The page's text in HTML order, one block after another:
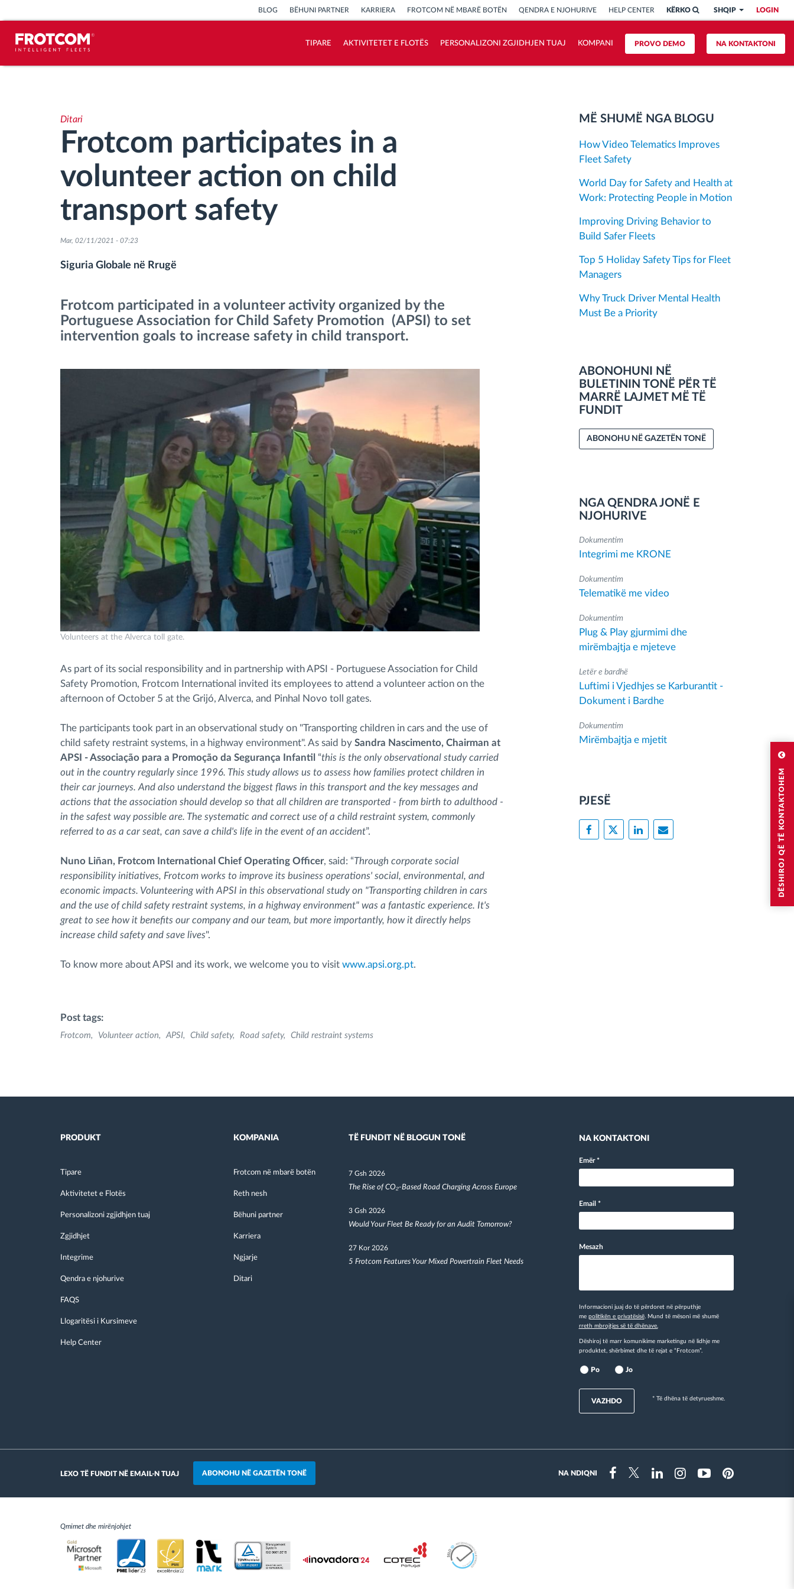
DËSHIROJ QË TË KONTAKTOHEM
LOGIN
SHQIP
KËRKO
BLOG BËHUNI PARTNER KARRIERA FROTCOM NË MBARË BOTËN QENDRA E NJOHURIVE HELP CENTER
NA KONTAKTONI
PROVO DEMO
TIPARE AKTIVITETET E FLOTËS PERSONALIZONI ZGJIDHJEN TUAJ KOMPANI
Analizat-e-sjelljes-te-vozitjes
Monitorimi i kohës së ngasjes
Qasja e kontrollit
Menaxhimi i karburantit
Planifikimi dhe monitorimi rrugor
Zbuloni të gjitha tiparet
Ditari
Frotcom participates in a
volunteer action on child
transport safety
Mar, 02/11/2021 - 07:23
Siguria Globale në Rrugë
Frotcom participated in a volunteer activity organized by the
Portuguese Association for Child Safety Promotion (APSI) to set
intervention goals to increase safety in child transport.
Volunteers at the Alverca toll gate.
As part of its social responsibility and in partnership with APSI - Portuguese Association for Child
Safety Promotion, Frotcom International invited its employees to attend a volunteer action on the
afternoon of October 5 at the Grijó, Alverca, and Pinhal Novo toll gates.
The participants took part in an observational study on "Transporting children in cars and the use of
child safety restraint systems, in a highway environment". As said by Sandra Nascimento, Chairman at
APSI - Associação para a Promoção da Segurança Infantil “this is the only observational study carried
out in the country regularly since 1996. This study allows us to assess how families protect children in
their car journeys. And also understand the biggest flaws in this transport and the key messages and
actions that the association should develop so that all children are transported - from birth to adulthood -
in the safest way possible are. The systematic and correct use of a child restraint system, commonly
referred to as a car seat, can save a child's life in the event of an accident”.
Nuno Liñan, Frotcom International Chief Operating Officer, said: “Through corporate social
responsibility initiatives, Frotcom works to improve its business operations' social, environmental, and
economic impacts. Volunteering with APSI in this observational study on "Transporting children in cars
and the use of child safety restraint systems, in a highway environment" was a fantastic experience. It's
great to see how it benefits our company and our team, but more importantly, how it directly helps
increase child safety and save lives".
To know more about APSI and its work, we welcome you to visit www.apsi.org.pt.
Post tags:
Frotcom Volunteer action APSI Child safety Road safety Child restraint systems
MË SHUMË NGA BLOGU
How Video Telematics Improves
Fleet Safety
World Day for Safety and Health at
Work: Protecting People in Motion
Improving Driving Behavior to
Build Safer Fleets
Top 5 Holiday Safety Tips for Fleet
Managers
Why Truck Driver Mental Health
Must Be a Priority
ABONOHUNI NË
BULETININ TONË PËR TË
MARRË LAJMET MË TË
FUNDIT
ABONOHU NË GAZETËN TONË
NGA QENDRA JONË E
NJOHURIVE
Dokumentim
Integrimi me KRONE
Dokumentim
Telematikë me video
Dokumentim
Plug & Play gjurmimi dhe
mirëmbajtja e mjeteve
Letër e bardhë
Luftimi i Vjedhjes se Karburantit -
Dokument i Bardhe
Dokumentim
Mirëmbajtja e mjetit
PJESË
PRODUKT
Tipare
Aktivitetet e Flotës
Personalizoni zgjidhjen tuaj
Zgjidhjet
Integrime
Qendra e njohurive
FAQS
Llogaritësi i Kursimeve
Help Center
KOMPANIA
Frotcom në mbarë botën
Reth nesh
Bëhuni partner
Karriera
Ngjarje
Ditari
TË FUNDIT NË BLOGUN TONË
7 Gsh 2026
The Rise of CO₂-Based Road Charging Across Europe
3 Gsh 2026
Would Your Fleet Be Ready for an Audit Tomorrow?
27 Kor 2026
5 Frotcom Features Your Mixed Powertrain Fleet Needs
NA KONTAKTONI
Emër*
Email *
Mesazh
Informacioni juaj do të përdoret në përputhje
me politikën e privatësisë. Mund të mësoni më shumë
rreth mbrojtjes së të dhënave.
Dëshiroj të marr komunikime marketingu në lidhje me
produktet, shërbimet dhe të rejat e “Frotcom”.
Po Jo
VAZHDO * Të dhëna të detyrueshme.
LEXO TË FUNDIT NË EMAIL-N TUAJ ABONOHU NË GAZETËN TONË NA NDIQNI
FacebookTwitterLinkedinInstragramYoutubePinterest
Qmimet dhe mirënjohjet